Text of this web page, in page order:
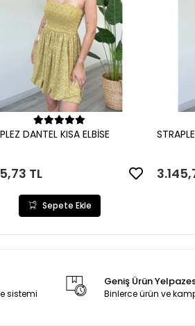
Sepete Ekle
DANTEL KISA ELBİSE
TL
Sepete Ekle
sistemi
Geniş Ürün
Binlerce ürün ve